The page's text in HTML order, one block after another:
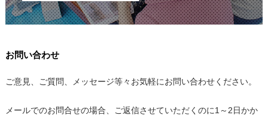
お問い合わせ
ご意見、ご質問、メッセージ等々お気軽にお問い合わせください。
メールでのお問合せの場合、ご返信させていただくのに1～2日かか